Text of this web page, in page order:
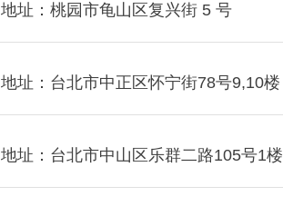
地址：桃园市龟山区复兴街 5 号
地址：台北市中正区怀宁街78号9,10楼
地址：台北市中山区乐群二路105号1楼